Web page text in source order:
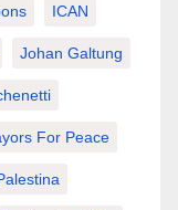
ICAN
Johan Galtung
For Peace